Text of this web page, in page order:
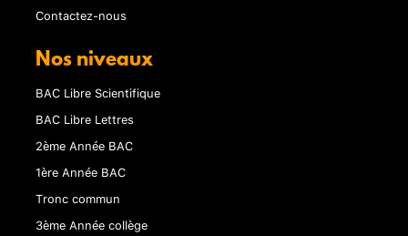
Contactez-nous
Nos niveaux
BAC Libre Scientifique
BAC Libre Lettres
2ème Année BAC
1ère Année BAC
Tronc commun
3ème Année collège